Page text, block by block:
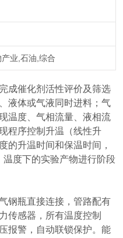
业,石油,综合
成催化剂活性评价及筛选
液体或气液同时进料；气
温度、气相流量、液相流
程序控制升温（线性升
的升温时间和保温时间，
度下的实验产物进行阶段
钢瓶直接连接，管路配有
传感器，所有温度控制
报警，自动联锁保护。能